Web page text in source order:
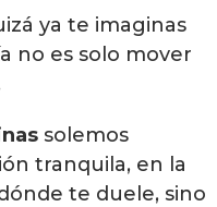
ya te imaginas
no es solo mover
solemos
tranquila, en la
te duele, sino